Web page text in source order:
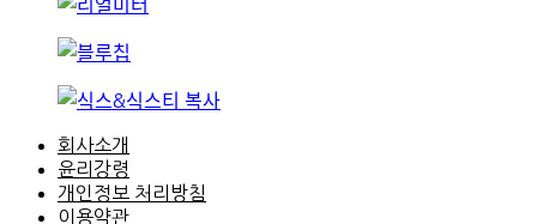
회사소개
윤리강령
개인정보 처리방침
이용약관